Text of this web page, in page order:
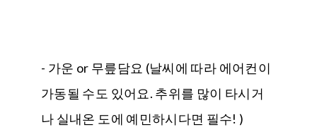
- 가운 or 무릎담요 (날씨에 따라 에어컨이
가동될 수도 있어요. 추위를 많이 타시거
나 실내온 도에 예민하시다면 필수! )